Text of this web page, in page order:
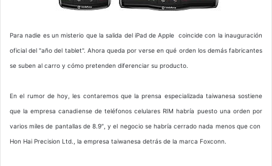
Para nadie es un misterio que la salida del iPad de Apple coincide con la inauguración
oficial del "año del tablet". Ahora queda por verse en qué orden los demás fabricantes
se suben al carro y cómo pretenden diferenciar su producto.
En el rumor de hoy, les contaremos que la prensa especializada taiwanesa sostiene
que la empresa canadiense de teléfonos celulares RIM habría puesto una orden por
varios miles de pantallas de 8.9″, y el negocio se habría cerrado nada menos que con
Hon Hai Precision Ltd., la empresa taiwanesa detrás de la marca Foxconn.